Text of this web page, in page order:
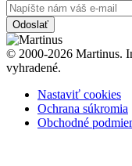
Odoslať
© 2000-2026 Martinus.
vyhradené.
Nastaviť cookies
Ochrana súkromia
Obchodné